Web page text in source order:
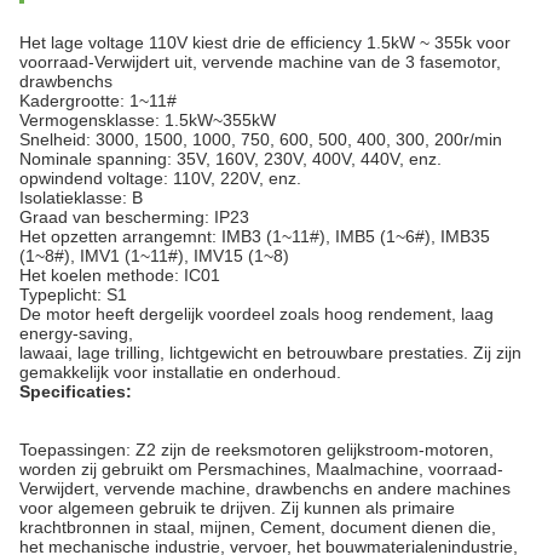
Het lage voltage 110V kiest drie de efficiency 1.5kW ~ 355k voor
voorraad-Verwijdert uit, vervende machine van de 3 fasemotor,
drawbenchs
Kadergrootte: 1~11#
Vermogensklasse: 1.5kW~355kW
Snelheid: 3000, 1500, 1000, 750, 600, 500, 400, 300, 200r/min
Nominale spanning: 35V, 160V, 230V, 400V, 440V, enz.
opwindend voltage: 110V, 220V, enz.
Isolatieklasse: B
Graad van bescherming: IP23
Het opzetten arrangemnt: IMB3 (1~11#), IMB5 (1~6#), IMB35
(1~8#), IMV1 (1~11#), IMV15 (1~8)
Het koelen methode: IC01
Typeplicht: S1
De motor heeft dergelijk voordeel zoals hoog rendement, laag
energy-saving,
lawaai, lage trilling, lichtgewicht en betrouwbare prestaties. Zij zijn
gemakkelijk voor installatie en onderhoud.
Specificaties:
Toepassingen: Z2 zijn de reeksmotoren gelijkstroom-motoren,
worden zij gebruikt om Persmachines, Maalmachine, voorraad-
Verwijdert, vervende machine, drawbenchs en andere machines
voor algemeen gebruik te drijven. Zij kunnen als primaire
krachtbronnen in staal, mijnen, Cement, document dienen die,
het mechanische industrie, vervoer, het bouwmaterialenindustrie,